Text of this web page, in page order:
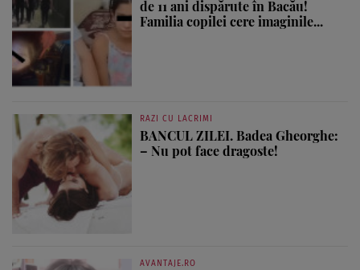
de 11 ani dispărute în Bacău!
Familia copilei cere imaginile...
RAZI CU LACRIMI
BANCUL ZILEI. Badea Gheorghe:
– Nu pot face dragoste!
AVANTAJE.RO